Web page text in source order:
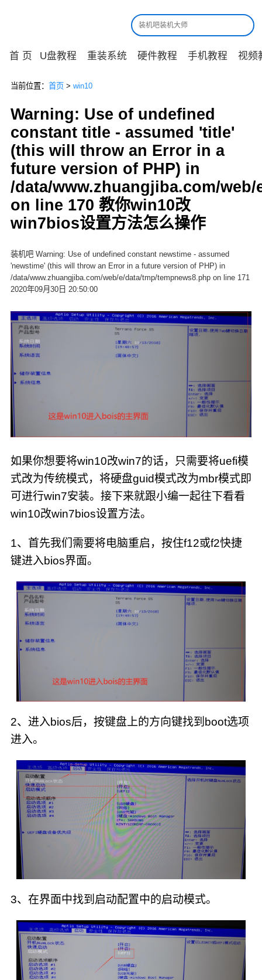
首 页 U盘教程 重装系统 硬件教程 手机教程 视频
当前位置： 首页 > win10
Warning: Use of undefined
constant title - assumed 'title'
(this will throw an Error in a
future version of PHP) in
/data/www.zhuangjiba.com/
on line 170 教你win10改
win7bios设置方法怎么操作
装机吧 Warning: Use of undefined constant newstime - assumed
'newstime' (this will throw an Error in a future version of PHP) in
/data/www.zhuangjiba.com/web/e/data/tmp/tempnews8.php on line 171
2020年09月30日 20:50:00
如果你想要将win10改win7的话，只需要将uefi模
式改为传统模式，将硬盘guid模式改为mbr模式即
可进行win7安装。接下来就跟小编一起往下看看
win10改win7bios设置方法。
1、首先我们需要将电脑重启，按住f12或f2快捷
键进入bios界面。
2、进入bios后，按键盘上的方向键找到boot选项
进入。
3、在界面中找到启动配置中的启动模式。